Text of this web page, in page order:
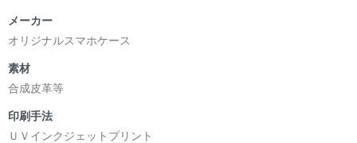
メーカー
オリジナルスマホケース
素材
合成皮革等
印刷手法
ＵＶインクジェットプリント